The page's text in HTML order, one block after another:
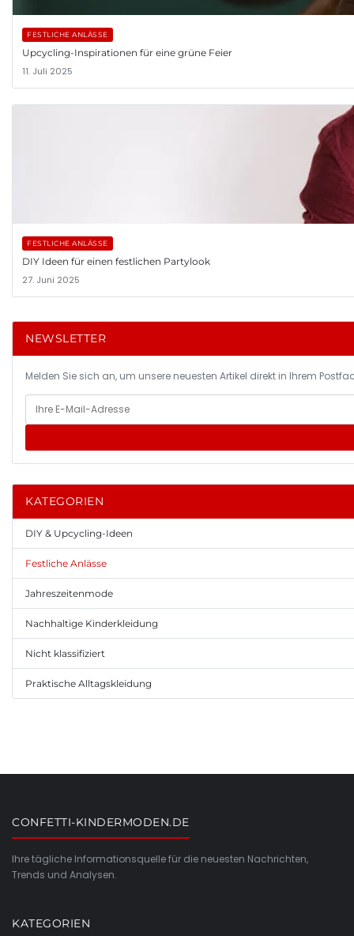
FESTLICHE ANLÄSSE
Upcycling-Inspirationen für eine grüne Feier
11. Juli 2025
FESTLICHE ANLÄSSE
DIY Ideen für einen festlichen Partylook
27. Juni 2025
NEWSLETTER
Melden Sie sich an, um unsere neuesten Artikel direkt in Ihrem
KATEGORIEN
DIY & Upcycling-Ideen
Festliche Anlässe
Jahreszeitenmode
Nachhaltige Kinderkleidung
Nicht klassifiziert
Praktische Alltagskleidung
CONFETTI-KINDERMODEN.DE
Ihre tägliche Informationsquelle für die neuesten Nachrichten,
Trends und Analysen.
KATEGORIEN